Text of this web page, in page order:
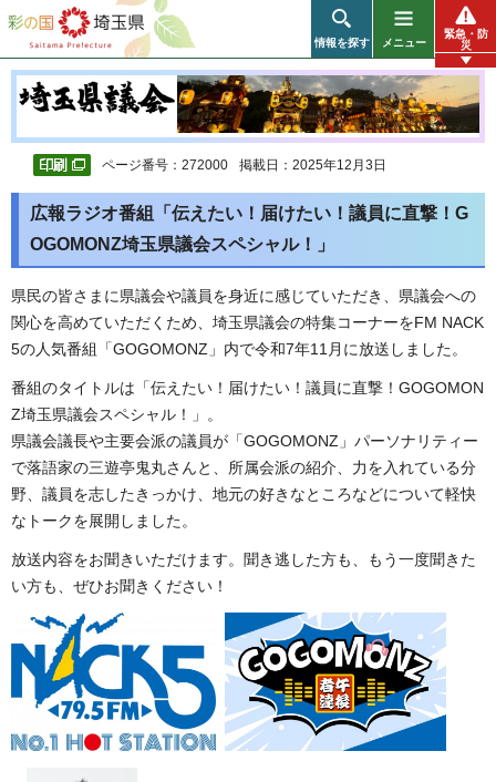
彩の国 埼玉県
情報を探す メニュー
緊急・防
災
ページ番号：272000 掲載日：2025年12月3日
広報ラジオ番組「伝えたい！届けたい！議員に直撃！G
OGOMONZ埼玉県議会スペシャル！」
県民の皆さまに県議会や議員を身近に感じていただき、県議会への
関心を高めていただくため、埼玉県議会の特集コーナーをFM NACK
5の人気番組「GOGOMONZ」内で令和7年11月に放送しました。
番組のタイトルは「伝えたい！届けたい！議員に直撃！GOGOMON
Z埼玉県議会スペシャル！」。
県議会議長や主要会派の議員が「GOGOMONZ」パーソナリティー
で落語家の三遊亭鬼丸さんと、所属会派の紹介、力を入れている分
野、議員を志したきっかけ、地元の好きなところなどについて軽快
なトークを展開しました。
放送内容をお聞きいただけます。聞き逃した方も、もう一度聞きた
い方も、ぜひお聞きください！